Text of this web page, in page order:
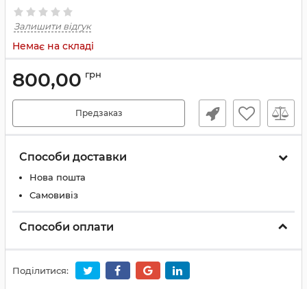
Залишити відгук
Немає на складі
800,00 грн
Предзаказ
Способи доставки
Нова пошта
Самовивіз
Способи оплати
Поділитися: